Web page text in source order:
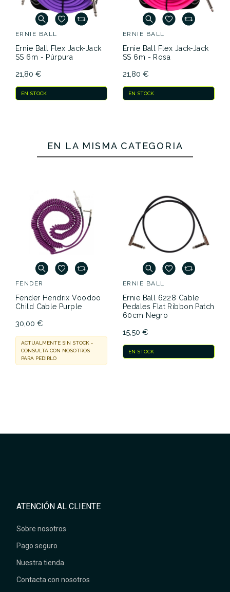
ERNIE BALL
Ernie Ball Flex Jack-Jack
SS 6m - Púrpura
21,80 €
EN STOCK
ERNIE BALL
Ernie Ball Flex Jack-Jack
SS 6m - Rosa
21,80 €
EN STOCK
EN LA MISMA CATEGORÍA
FENDER
Fender Hendrix Voodoo
Child Cable Purple
30,00 €
ACTUALMENTE SIN STOCK -
CONSULTA CON NOSOTROS
PARA PEDIRLO
ERNIE BALL
Ernie Ball 6228 Cable
Pedales Flat Ribbon Patch
60cm Negro
15,50 €
EN STOCK
ATENCIÓN AL CLIENTE
Sobre nosotros
Pago seguro
Nuestra tienda
Contacta con nosotros